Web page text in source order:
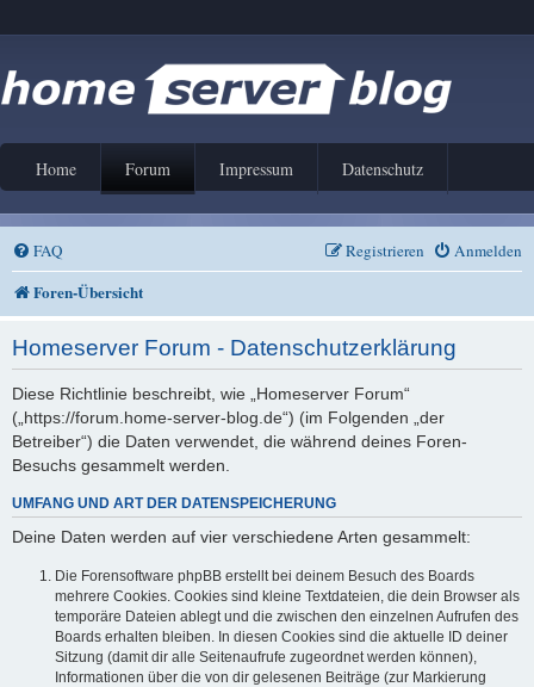
Home Forum Impressum Datenschutz
FAQ Anmelden
Registrieren
Foren-Übersicht
Homeserver Forum - Datenschutzerklärung
Diese Richtlinie beschreibt, wie „Homeserver Forum“
(„https://forum.home-server-blog.de“) (im Folgenden „der
Betreiber“) die Daten verwendet, die während deines Foren-
Besuchs gesammelt werden.
UMFANG UND ART DER DATENSPEICHERUNG
Deine Daten werden auf vier verschiedene Arten gesammelt:
Die Forensoftware phpBB erstellt bei deinem Besuch des Boards
mehrere Cookies. Cookies sind kleine Textdateien, die dein Browser als
temporäre Dateien ablegt und die zwischen den einzelnen Aufrufen des
Boards erhalten bleiben. In diesen Cookies sind die aktuelle ID deiner
Sitzung (damit dir alle Seitenaufrufe zugeordnet werden können),
Informationen über die von dir gelesenen Beiträge (zur Markierung